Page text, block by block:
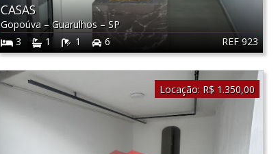
REF 923
CASAS
Gopoúva–Guarulhos–SP
3
1 1 6
Locação: R$ 1.350,00